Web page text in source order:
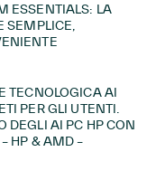
ESSENTIALS: LA
SEMPLICE,
TECNOLOGICA AI
PER GLI UTENTI.
DEGLI AI PC HP CON
HP & AMD –